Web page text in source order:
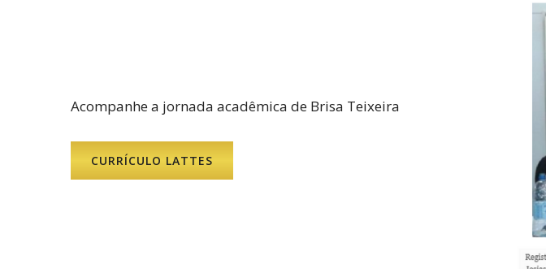
Acompanhe a jornada acadêmica de Brisa Teixeira
CURRÍCULO LATTES